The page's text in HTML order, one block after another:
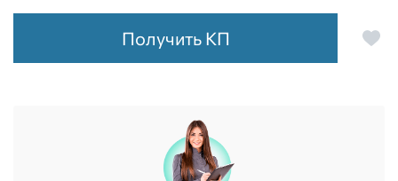
Получить КП